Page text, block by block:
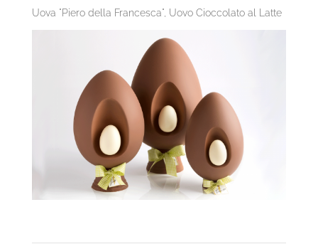
Uova "Piero della Francesca", Uovo Cioccolato al Latte